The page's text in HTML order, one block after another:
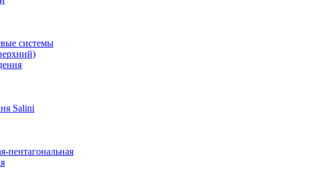
системы
Salini
пентагональная